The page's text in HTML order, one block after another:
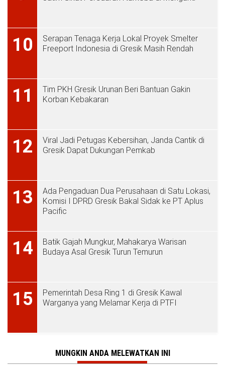
10
Serapan Tenaga Kerja Lokal Proyek Smelter
Freeport Indonesia di Gresik Masih Rendah
11
Tim PKH Gresik Urunan Beri Bantuan Gakin
Korban Kebakaran
12
Viral Jadi Petugas Kebersihan, Janda Cantik di
Gresik Dapat Dukungan Pemkab
13
Ada Pengaduan Dua Perusahaan di Satu Lokasi,
Komisi I DPRD Gresik Bakal Sidak ke PT Aplus
Pacific
14
Batik Gajah Mungkur, Mahakarya Warisan
Budaya Asal Gresik Turun Temurun
15
Pemerintah Desa Ring 1 di Gresik Kawal
Warganya yang Melamar Kerja di PTFI
MUNGKIN ANDA MELEWATKAN INI